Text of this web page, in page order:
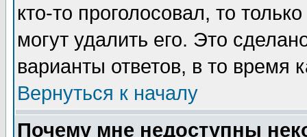
кто-то проголосовал, то
могут удалить его. Это
варианты ответов, в то время
Вернуться к началу
Почему мне недоступны